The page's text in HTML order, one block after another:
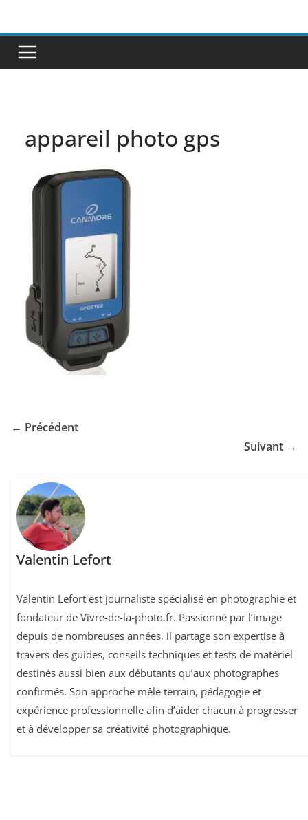
contenu
appareil photo gps
← Précédent
Suivant →
Valentin Lefort
Valentin Lefort est journaliste spécialisé en photographie et
fondateur de Vivre-de-la-photo.fr. Passionné par l’image
depuis de nombreuses années, il partage son expertise à
travers des guides, conseils techniques et tests de matériel
destinés aussi bien aux débutants qu’aux photographes
confirmés. Son approche mêle terrain, pédagogie et
expérience professionnelle afin d’aider chacun à progresser
et à développer sa créativité photographique.